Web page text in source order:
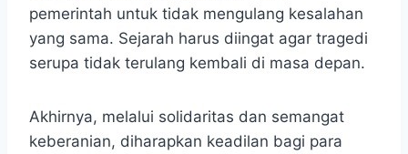
pemerintah untuk tidak mengulang kesalahan
yang sama. Sejarah harus diingat agar tragedi
serupa tidak terulang kembali di masa depan.
Akhirnya, melalui solidaritas dan semangat
keberanian, diharapkan keadilan bagi para